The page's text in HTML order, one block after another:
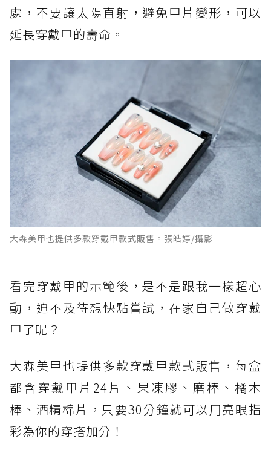
處，不要讓太陽直射，避免甲片變形，可以
延長穿戴甲的壽命。
大森美甲也提供多款穿戴甲款式販售。張皓婷/攝影
看完穿戴甲的示範後，是不是跟我一樣超心
動，迫不及待想快點嘗試，在家自己做穿戴
甲了呢？
大森美甲也提供多款穿戴甲款式販售，每盒
都含穿戴甲片24片、果凍膠、磨棒、橘木
棒、酒精棉片，只要30分鐘就可以用亮眼指
彩為你的穿搭加分！